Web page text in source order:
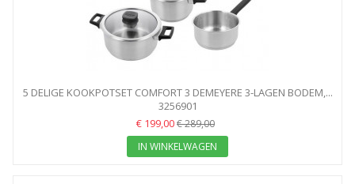
5 DELIGE KOOKPOTSET COMFORT 3 DEMEYERE 3-LAGEN BODEM,...
3256901
€ 199,00€ 289,00
IN WINKELWAGEN